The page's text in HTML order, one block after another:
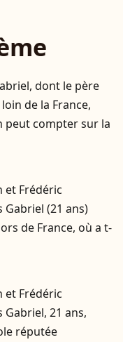
dont le père
de la France,
peut compter sur la
et Frédéric
(21 ans)
de France, où a t-
et Frédéric
21 ans,
réputée